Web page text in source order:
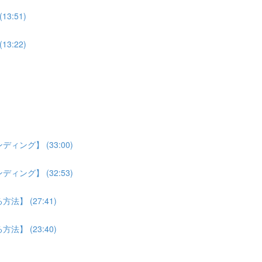
ィング】 (33:00)
ィング】 (32:53)
方法】 (27:41)
方法】 (23:40)